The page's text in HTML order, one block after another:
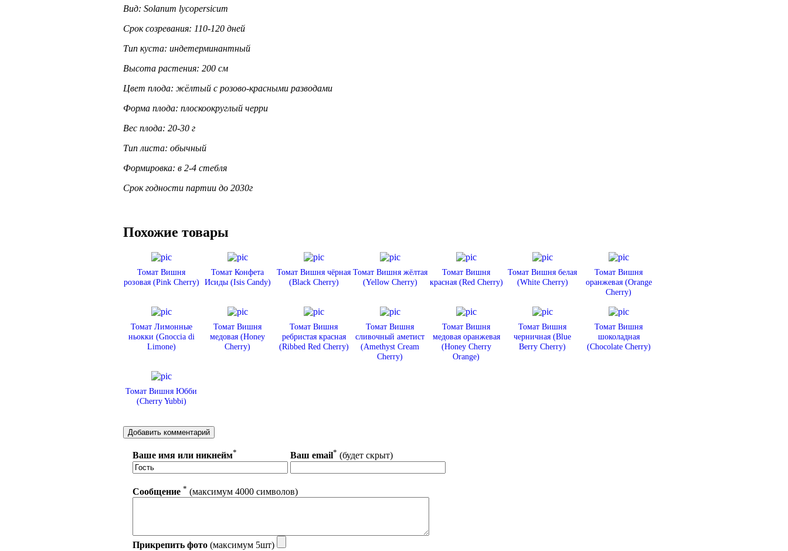
Вид: Solanum lycopersicum
Срок созревания: 110-120 дней
Тип куста: индетерминантный
Высота растения: 200 см
Цвет плода: жёлтый с розово-красными разводами
Форма плода: плоскоокруглый черри
Вес плода: 20-30 г
Тип листа: обычный
Формировка: в 2-4 стебля
Срок годности партии до 2030г
Похожие товары
Томат Вишня
розовая (Pink Cherry)
Томат Конфета
Исиды (Isis Candy)
Томат Вишня чёрная
(Black Cherry)
Томат Вишня жёлтая
(Yellow Cherry)
Томат Вишня
красная (Red Cherry)
Томат Вишня белая
(White Cherry)
Томат Вишня
оранжевая (Orange
Cherry)
Томат Лимонные
ньокки (Gnoccia di
Limone)
Томат Вишня
медовая (Honey
Cherry)
Томат Вишня
ребристая красная
(Ribbed Red Cherry)
Томат Вишня
сливочный аметист
(Amethyst Cream
Cherry)
Томат Вишня
медовая оранжевая
(Honey Cherry
Orange)
Томат Вишня
черничная (Blue
Berry Cherry)
Томат Вишня
шоколадная
(Chocolate Cherry)
Томат Вишня Юбби
(Cherry Yubbi)
Ваше имя или никнейм* Ваш email* (будет скрыт)
Сообщение * (максимум 4000 символов)
Прикрепить фото (максимум 5шт)